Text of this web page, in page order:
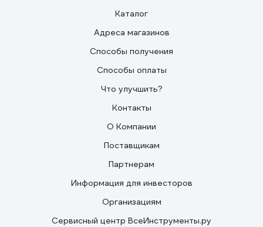
Каталог
Адреса магазинов
Способы получения
Способы оплаты
Что улучшить?
Контакты
О Компании
Поставщикам
Партнерам
Информация для инвесторов
Организациям
Сервисный центр ВсеИнструменты.ру